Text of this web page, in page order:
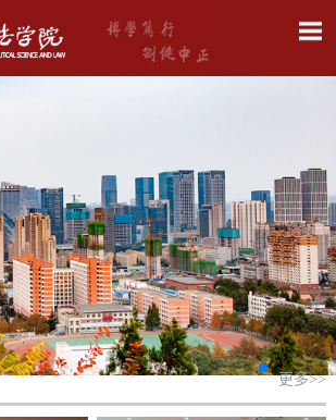
更多>>